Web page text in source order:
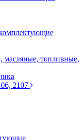
топливные,
2107